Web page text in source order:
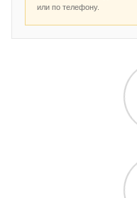
или по телефону.